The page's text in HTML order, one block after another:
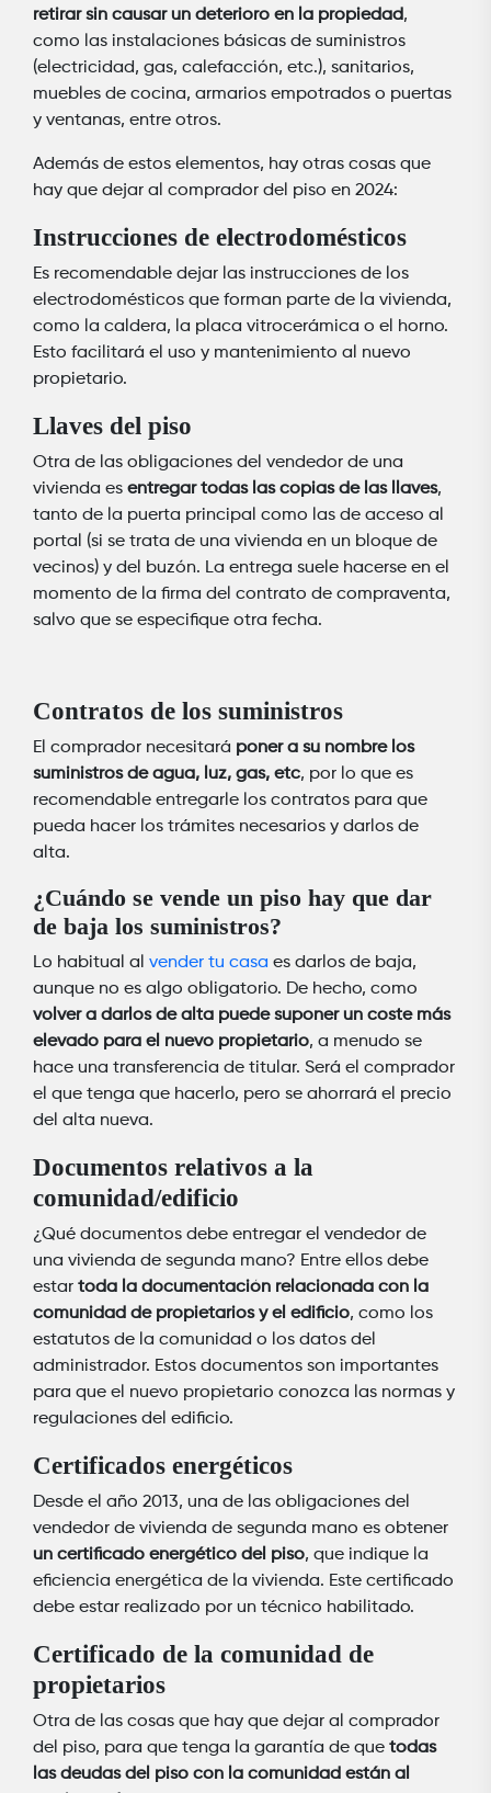
retirar sin causar un deterioro en la propiedad,
como las instalaciones básicas de suministros
(electricidad, gas, calefacción, etc.), sanitarios,
muebles de cocina, armarios empotrados o puertas
y ventanas, entre otros.
Además de estos elementos, hay otras cosas que
hay que dejar al comprador del piso en 2024:
Instrucciones de electrodomésticos
Es recomendable dejar las instrucciones de los
electrodomésticos que forman parte de la vivienda,
como la caldera, la placa vitrocerámica o el horno.
Esto facilitará el uso y mantenimiento al nuevo
propietario.
Llaves del piso
Otra de las obligaciones del vendedor de una
vivienda es entregar todas las copias de las llaves,
tanto de la puerta principal como las de acceso al
portal (si se trata de una vivienda en un bloque de
vecinos) y del buzón. La entrega suele hacerse en el
momento de la firma del contrato de compraventa,
salvo que se especifique otra fecha.
Contratos de los suministros
El comprador necesitará poner a su nombre los
suministros de agua, luz, gas, etc, por lo que es
recomendable entregarle los contratos para que
pueda hacer los trámites necesarios y darlos de
alta.
¿Cuándo se vende un piso hay que dar
de baja los suministros?
Lo habitual al vender tu casa es darlos de baja,
aunque no es algo obligatorio. De hecho, como
volver a darlos de alta puede suponer un coste más
elevado para el nuevo propietario, a menudo se
hace una transferencia de titular. Será el comprador
el que tenga que hacerlo, pero se ahorrará el precio
del alta nueva.
Documentos relativos a la
comunidad/edificio
¿Qué documentos debe entregar el vendedor de
una vivienda de segunda mano? Entre ellos debe
estar toda la documentación relacionada con la
comunidad de propietarios y el edificio, como los
estatutos de la comunidad o los datos del
administrador. Estos documentos son importantes
para que el nuevo propietario conozca las normas y
regulaciones del edificio.
Certificados energéticos
Desde el año 2013, una de las obligaciones del
vendedor de vivienda de segunda mano es obtener
un certificado energético del piso, que indique la
eficiencia energética de la vivienda. Este certificado
debe estar realizado por un técnico habilitado.
Certificado de la comunidad de
propietarios
Otra de las cosas que hay que dejar al comprador
del piso, para que tenga la garantía de que todas
las deudas del piso con la comunidad están al